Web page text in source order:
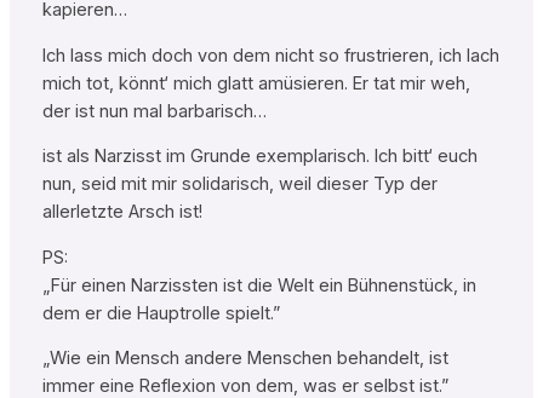
kapieren…
Ich lass mich doch von dem nicht so frustrieren, ich lach
mich tot, könnt‘ mich glatt amüsieren. Er tat mir weh,
der ist nun mal barbarisch…
ist als Narzisst im Grunde exemplarisch. Ich bitt‘ euch
nun, seid mit mir solidarisch, weil dieser Typ der
allerletzte Arsch ist!
PS:
„Für einen Narzissten ist die Welt ein Bühnenstück, in
dem er die Hauptrolle spielt.”
„Wie ein Mensch andere Menschen behandelt, ist
immer eine Reflexion von dem, was er selbst ist.”